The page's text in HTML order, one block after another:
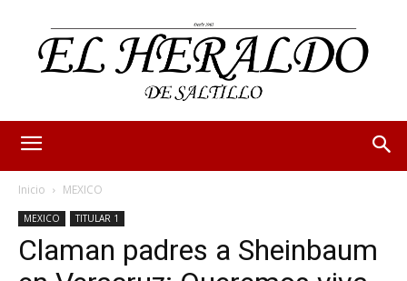
Inicio MEXICO
MEXICO TITULAR 1
Claman padres a Sheinbaum